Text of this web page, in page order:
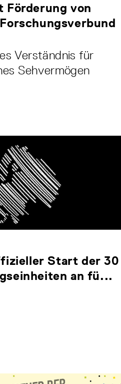
Förderung von
Verständnis für
Sehvermögen
Start der 30
an fü...